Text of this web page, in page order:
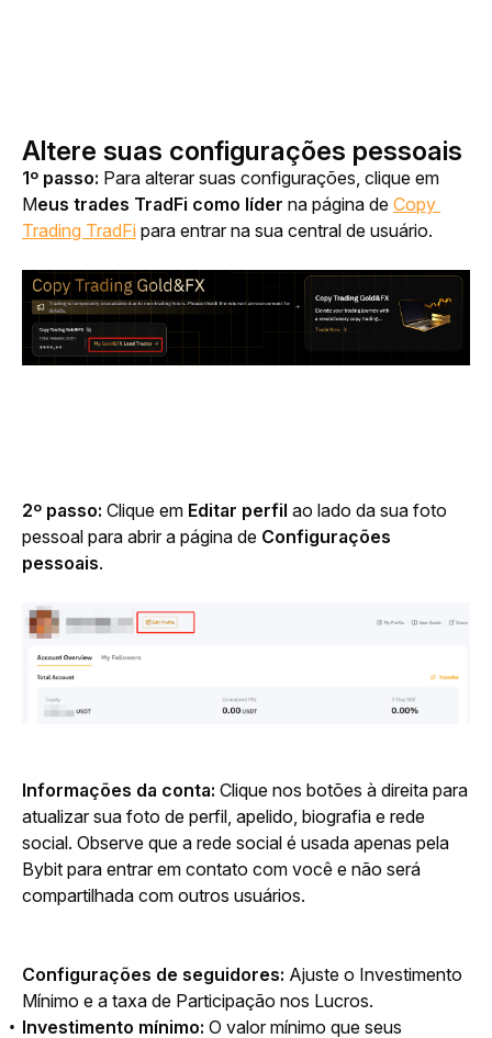
Altere suas configurações pessoais
1º passo: Para alterar suas configurações, clique em
Meus trades TradFi como líder na página de Copy
Trading TradFi para entrar na sua central de usuário.
2º passo: Clique em Editar perfil ao lado da sua foto
pessoal para abrir a página de Configurações
pessoais.
Informações da conta: Clique nos botões à direita para
atualizar sua foto de perfil, apelido, biografia e rede
social. Observe que a rede social é usada apenas pela
Bybit para entrar em contato com você e não será
compartilhada com outros usuários.
Configurações de seguidores: Ajuste o Investimento
Mínimo e a taxa de Participação nos Lucros.
Investimento mínimo: O valor mínimo que seus